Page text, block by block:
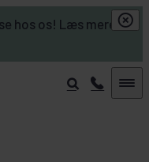
hos os! Læs mere